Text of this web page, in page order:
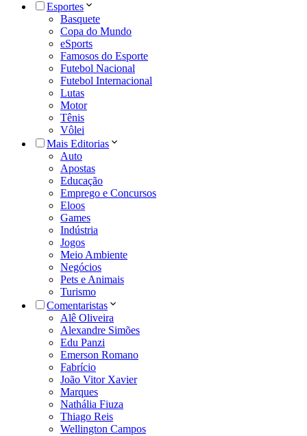
Esportes
Basquete
Copa do Mundo
eSports
Famosos do Esporte
Futebol Nacional
Futebol Internacional
Lutas
Motor
Tênis
Vôlei
Mais Editorias
Auto
Apostas
Educação
Emprego e Concursos
Eloos
Games
Indústria
Jogos
Meio Ambiente
Negócios
Pets e Animais
Turismo
Comentaristas
Alê Oliveira
Alexandre Simões
Edu Panzi
Emerson Romano
Fabrício
João Vitor Xavier
Marques
Nathália Fiuza
Thiago Reis
Wellington Campos